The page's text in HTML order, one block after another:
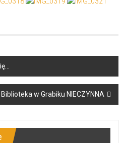
Biblioteka w Grabiku NIECZYNNA